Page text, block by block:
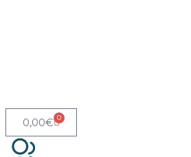
0,00€ 0